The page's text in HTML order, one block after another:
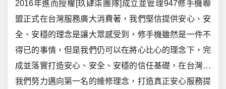
2016年進而授權[玖肆柒團隊]成立並管理947修手機聯
盟正式在台灣服務廣大消費著，我們堅信提供安心、安
全、安穩的理念是讓大眾感受到，修手機雖然是一件不
得已的事情，但是我們仍可以在將心比心的理念下，完
成並落實打造安心、安全、安穩的信任基礎，在台灣…
我們努力邁向第一名的維修理念，打造真正安心服務提